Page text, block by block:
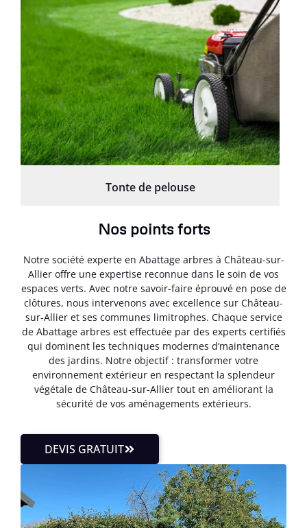
Tonte de pelouse
Nos points forts
Notre société experte en Abattage arbres à Château-sur-
Allier offre une expertise reconnue dans le soin de vos
espaces verts. Avec notre savoir-faire éprouvé en pose de
clôtures, nous intervenons avec excellence sur Château-
sur-Allier et ses communes limitrophes. Chaque service
de Abattage arbres est effectuée par des experts certifiés
qui dominent les techniques modernes d’maintenance
des jardins. Notre objectif : transformer votre
environnement extérieur en respectant la splendeur
végétale de Château-sur-Allier tout en améliorant la
sécurité de vos aménagements extérieurs.
DEVIS GRATUIT